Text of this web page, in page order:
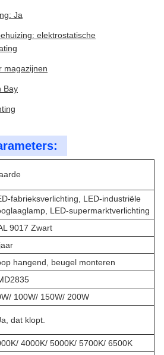
Ja
elektrostatische
magazijnen
Bay
fabrieksverlichting, LED-industriële
LED-supermarktverlichting
9017 Zwart
hangend, beugel monteren
100W/ 150W/ 200W
dat klopt.
4000K/ 5000K/ 5700K/ 6500K